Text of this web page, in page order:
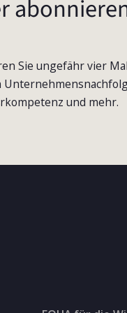
Sie ungefähr vier
und mehr.